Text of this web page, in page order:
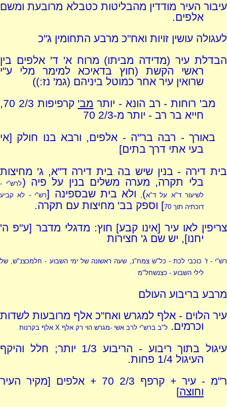
עיבור העיר מודדין מהבליטות כטבלא מרובעת ומשם
אלפים.
לעגולה עושין זויות ואח"כ מרבע התחומין ג"כ
הבדלת עיר (מדידה מביתו) מרוח א' ד' אלפים בין
ראשי הקשת (חוץ בדאיכא למימר מלי ע"י
שרואין עיר אחר כמוטל ביניהם (גמ' נז:))
מב' רוחות - רב הונא - יותר מב'
קרפיפות 2/3 70,
חייא בר רב - יותר מ-2/3 70
באורך - רבה בר"ה - אלפים, ורבא בנו חולק [אי
בעי אתי דרך בתים]
בית דירה - בנין שיש בה בית דירה ד"א, ג' מחיצות
בלי תקרה, מערה משלים בנין על פיה (לרש"י -
לשיעור ד"א על ד"א) ולא בית שבספינה [רש"י - לא קביע
דוכתיה תוך 70
] וספק בב' מחיצות עם תקרה.
צריפין לאו עיר [אינו קבע] חוץ: מדגלי מדבר [ע"פ ה'
יחנו], יש שם ג' חצירות
רש"י - ז' כוכבי לכת - כל"ש צמח"נ, שעה ראשונה של ימי השבוע - חלמכצנ"ש, של
לילי השבוע - כצנשחל"מ
מרבע בריבוע העולם
עיר הלוים - אלף למגרש ואח"כ אלף מרובעות לשדות
וכרמים.ל"ב ברש"י לרב אשי -מגרש הוי רק אלףX אלף בקרנות
עיגול בתוך ריבוע - הריבוע 1/3 יותר; חלל והיקף
העיגול 1/4 פחות.
ר"מ - עיר + קרפף 2/3 70 + אלפים [מקיר העיר
וחוצה]